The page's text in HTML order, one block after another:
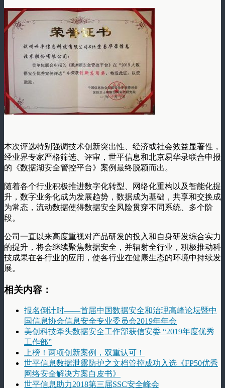
本次评选特别强调技术创新突出性、经济或社会效益显著性，
经业界专家严格筛选、评审，世平信息和北京易华录联合申报
的《数据湖安全管控平台》案例最终脱颖而出。
随着各个行业积极推进数字化转型、网络化重构以及智能化提
升，数字业务化成为发展趋势，数据成为基础，共享和交换成
为常态，流动数据使得数据安全风险贯穿不同系统、多个阶
段。
公司一直以来高度重视对产品研发的投入和自身研发综合实力
的提升，将会继续聚焦数据安全，并辐射全行业，积极推动科
技成果在各行业的应用，使各行业在健康生态的环境中持续发
展。
相关内容：
报名倒计时——首届中国数据安全和治理高峰论坛暨中
国信息协会信息安全专业委员会2019年年会
美创科技牵头数据安全工作部获信安委 “2019年度优秀
工作部”
上榜！两项创新案例，双重认可！
世平信息数据泄露防护之文档管控成功入选《FP50优秀
网络安全解决方案白皮书》
世平信息助力2018第三届SSC安全峰会